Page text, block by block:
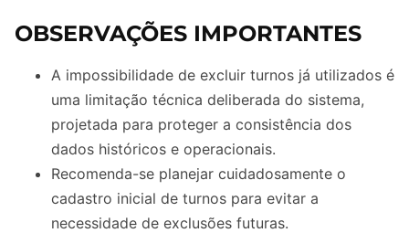
OBSERVAÇÕES IMPORTANTES
A impossibilidade de excluir turnos já utilizados é
uma limitação técnica deliberada do sistema,
projetada para proteger a consistência dos
dados históricos e operacionais.
Recomenda-se planejar cuidadosamente o
cadastro inicial de turnos para evitar a
necessidade de exclusões futuras.